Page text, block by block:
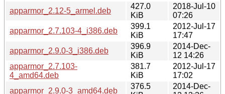
apparmor_2.12-5_armel.deb
427.0
KiB
2018-Jul-10
07:26
apparmor_2.7.103-4_i386.deb
399.1
KiB
2012-Jul-17
17:47
apparmor_2.9.0-3_i386.deb
396.9
KiB
2014-Dec-
12 14:26
apparmor_2.7.103-
4_amd64.deb
381.7
KiB
2012-Jul-17
17:02
apparmor_2.9.0-3_amd64.deb
376.5
2014-Dec-